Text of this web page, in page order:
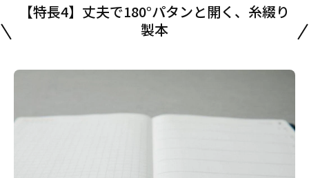
【特長4】丈夫で180°パタンと開く、糸綴り
製本